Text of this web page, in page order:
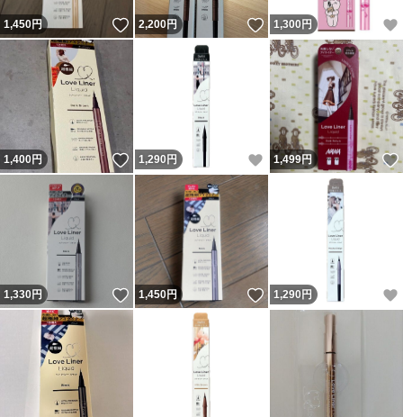
1,450円 いいね！
2,200円 いいね！
1,300 円
1,400円 いいね！
1,290 円 いいね！
1,499円
1,330円 いいね！
1,450円 いいね！
1,290 円